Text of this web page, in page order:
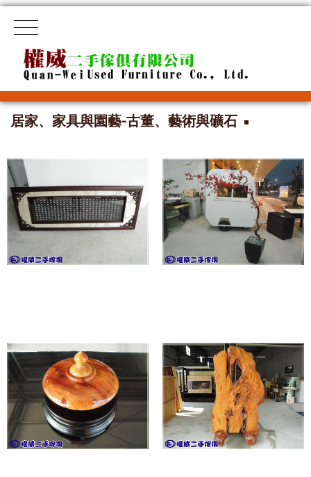
居家、家具與園藝-古董、藝術與礦石